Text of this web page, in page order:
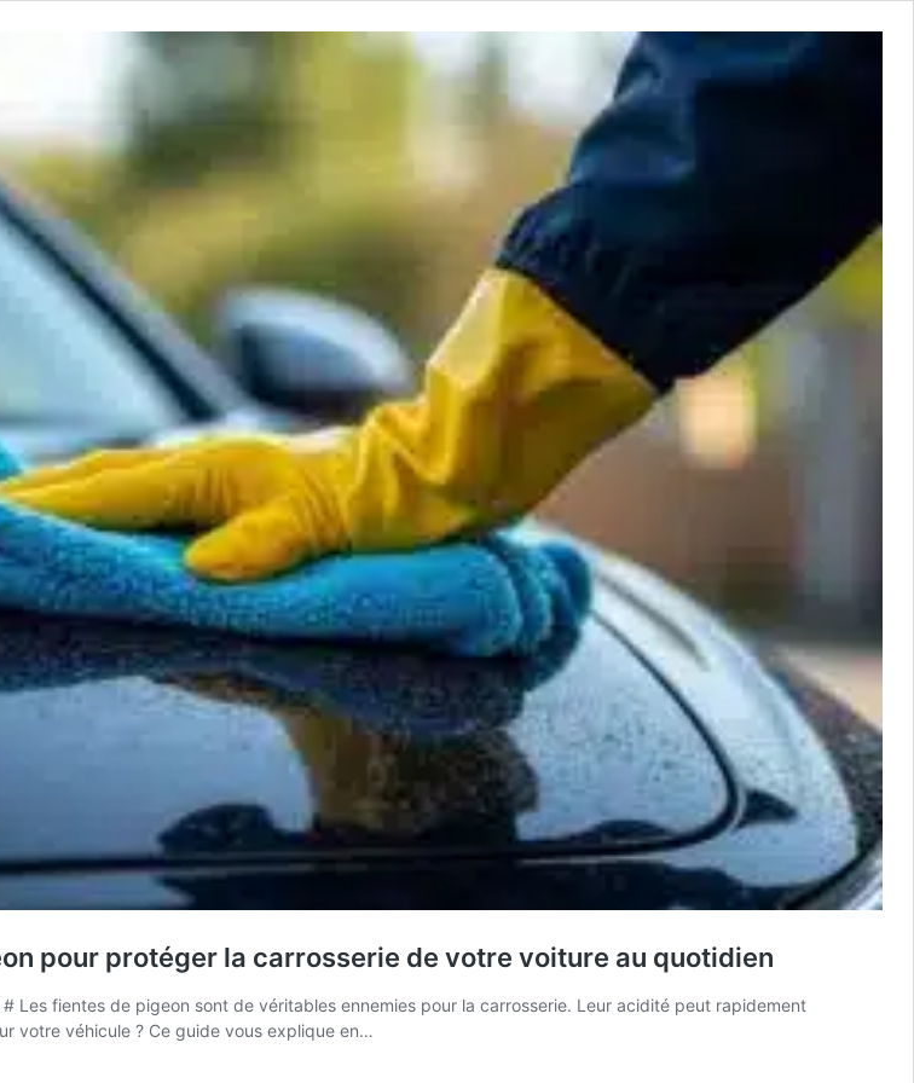
pour protéger la carrosserie de votre voiture au quotidien
fientes de pigeon sont de véritables ennemies pour la carrosserie. Leur acidité peut rapidement
votre véhicule ? Ce guide vous explique en…